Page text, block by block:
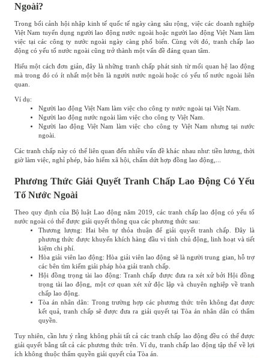
Ngoài?
Trong bối cảnh hội nhập kinh tế quốc tế ngày càng sâu rộng, việc các doanh nghiệp
Việt Nam tuyển dụng người lao động nước ngoài hoặc người lao động Việt Nam làm
việc tại các công ty nước ngoài ngày càng phổ biến. Cùng với đó, tranh chấp lao
động có yếu tố nước ngoài cũng trở thành một vấn đề đáng quan tâm.
Hiểu một cách đơn giản, đây là những tranh chấp phát sinh từ mối quan hệ lao động
mà trong đó có ít nhất một bên là người nước ngoài hoặc có yếu tố nước ngoài liên
quan.
Ví dụ:
Người lao động Việt Nam làm việc cho công ty nước ngoài tại Việt Nam.
Người lao động nước ngoài làm việc cho công ty Việt Nam.
Người lao động Việt Nam làm việc cho công ty Việt Nam nhưng tại nước
ngoài.
Các tranh chấp này có thể liên quan đến nhiều vấn đề khác nhau như: tiền lương, thời
giờ làm việc, nghỉ phép, bảo hiểm xã hội, chấm dứt hợp đồng lao động,...
Phương Thức Giải Quyết Tranh Chấp Lao Động Có Yếu
Tố Nước Ngoài
Theo quy định của Bộ luật Lao động năm 2019, các tranh chấp lao động có yếu tố
nước ngoài có thể được giải quyết thông qua các phương thức sau:
Thương lượng: Hai bên tự thỏa thuận để giải quyết tranh chấp. Đây là
phương thức được khuyến khích hàng đầu vì tính chủ động, linh hoạt và tiết
kiệm chi phí.
Hòa giải viên lao động: Hòa giải viên lao động sẽ là người trung gian, hỗ trợ
các bên tìm kiếm giải pháp hòa giải tranh chấp.
Hội đồng trọng tài lao động: Tranh chấp được đưa ra xét xử bởi Hội đồng
trọng tài lao động, một cơ quan xét xử độc lập và chuyên nghiệp về tranh
chấp lao động.
Tòa án nhân dân: Trong trường hợp các phương thức trên không đạt được
kết quả, tranh chấp sẽ được đưa ra giải quyết tại Tòa án nhân dân có thẩm
quyền.
Tuy nhiên, cần lưu ý rằng không phải tất cả các tranh chấp lao động đều có thể được
giải quyết bằng tất cả các phương thức trên. Ví dụ, tranh chấp lao động tập thể về lợi
ích không thuộc thẩm quyền giải quyết của Tòa án.